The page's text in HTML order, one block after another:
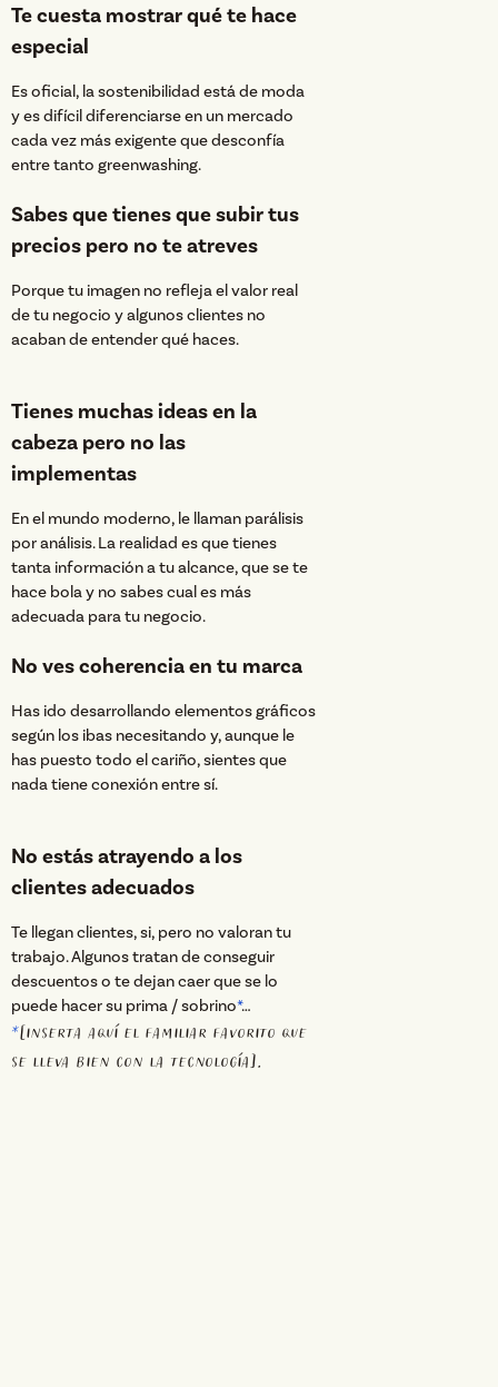
Te cuesta mostrar qué te hace
especial
Es oficial, la sostenibilidad está de moda
y es difícil diferenciarse en un mercado
cada vez más exigente que desconfía
entre tanto greenwashing.
Sabes que tienes que subir tus
precios pero no te atreves
Porque tu imagen no refleja el valor real
de tu negocio y algunos clientes no
acaban de entender qué haces.
Tienes muchas ideas en la
cabeza pero no las
implementas
En el mundo moderno, le llaman parálisis
por análisis. La realidad es que tienes
tanta información a tu alcance, que se te
hace bola y no sabes cual es más
adecuada para tu negocio.
No ves coherencia en tu marca
Has ido desarrollando elementos gráficos
según los ibas necesitando y, aunque le
has puesto todo el cariño, sientes que
nada tiene conexión entre sí.
No estás atrayendo a los
clientes adecuados
Te llegan clientes, si, pero no valoran tu
trabajo. Algunos tratan de conseguir
descuentos o te dejan caer que se lo
puede hacer su prima / sobrino*…
*[inserta aquí el familiar favorito que
se lleva bien con la tecnología].